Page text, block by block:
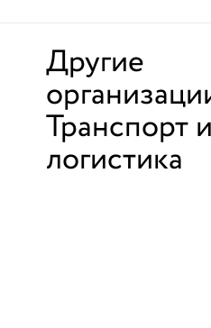
Другие
Транспорт
логистика